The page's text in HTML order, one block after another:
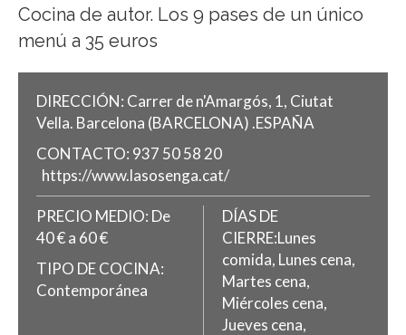
Cocina de autor. Los 9 pases de un único
menú a 35 euros
DIRECCIÓN: Carrer de n'Amargós, 1, Ciutat
Vella. Barcelona (BARCELONA) .ESPAÑA
CONTACTO: 937 50 58 20
https://www.lasosenga.cat/
PRECIO MEDIO: De
40 € a 60 €
TIPO DE COCINA:
Contemporánea
DÍAS DE
CIERRE:Lunes
comida, Lunes cena,
Martes cena,
Miércoles cena,
Jueves cena,